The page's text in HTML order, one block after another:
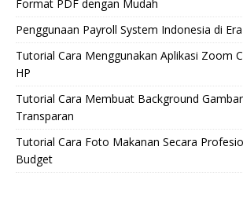
Format PDF dengan Mudah
Penggunaan Payroll System Indonesia di
Tutorial Cara Menggunakan Aplikasi Zoom
HP
Tutorial Cara Membuat Background
Transparan
Tutorial Cara Foto Makanan Secara
Budget